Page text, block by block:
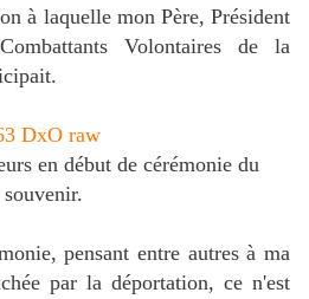
à laquelle mon Père, Président
Volontaires de la
en début de cérémonie du
souvenir.
pensant entre autres à ma
par la déportation, ce n'est